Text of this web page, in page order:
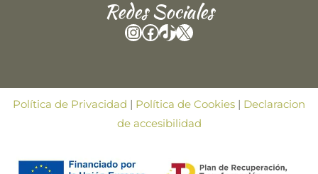
Redes Sociales
Instagram
Facebook
TikTok
X
Política de Privacidad | Política de Cookies | Declaracion
de accesibilidad